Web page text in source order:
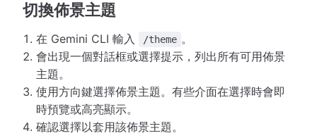
切換佈景主題
在 Gemini CLI 輸入 /theme 。
會出現一個對話框或選擇提示，列出所有可用佈景
主題。
使用方向鍵選擇佈景主題。有些介面在選擇時會即
時預覽或高亮顯示。
確認選擇以套用該佈景主題。